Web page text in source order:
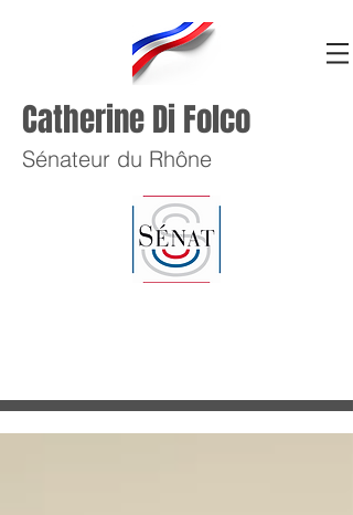
Catherine Di Folco
Sénateur du Rhône